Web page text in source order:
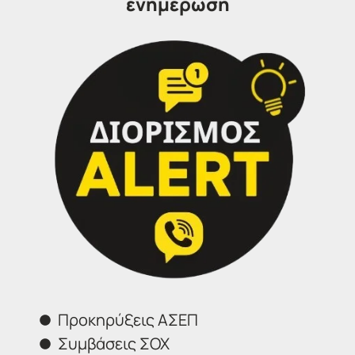
Διορισμός ALERT
Εγγραφή
: Κάντε εγγραφή στον «Διορισμό ALERT»,
την αποκλειστική υπηρεσία των Γραφείων
μας για να ενημερώνεστε άμεσα με ένα
απλό SMS στο κινητό σας, για όλες τις
προκηρύξεις που αφορούν την ειδικότητα
Προκηρύξεις ΑΣΕΠ
Συμβάσεις ΣΟΧ